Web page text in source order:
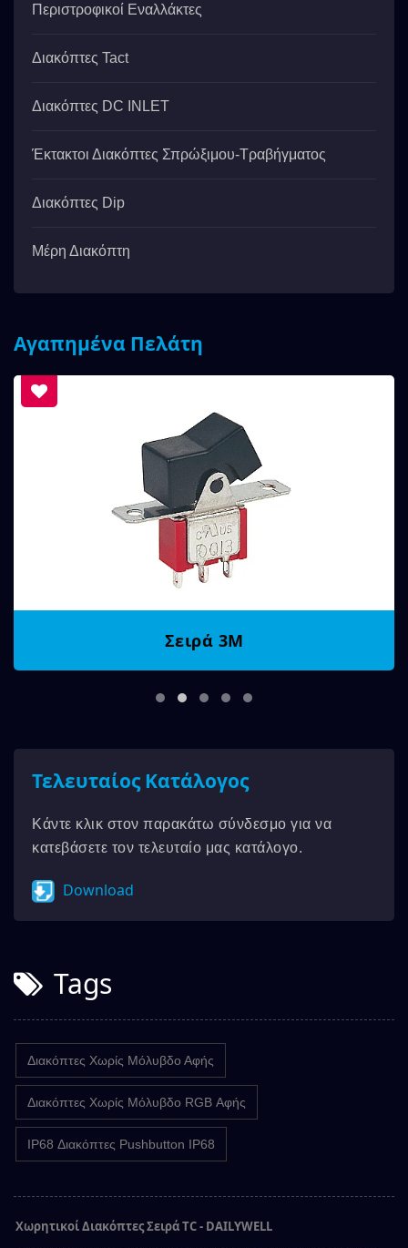
Περιστροφικοί Εναλλάκτες
Διακόπτες Tact
Διακόπτες DC INLET
Έκτακτοι Διακόπτες Σπρώξιμου-Τραβήγματος
Διακόπτες Dip
Μέρη Διακόπτη
Αγαπημένα Πελάτη
Σειρά 3M
Τελευταίος Κατάλογος
Κάντε κλικ στον παρακάτω σύνδεσμο για να
κατεβάσετε τον τελευταίο μας κατάλογο.
Download
Tags
Διακόπτες Χωρίς Μόλυβδο Αφής
Διακόπτες Χωρίς Μόλυβδο RGB Αφής
IP68 Διακόπτες Pushbutton IP68
Χωρητικοί Διακόπτες Σειρά TC - DAILYWELL